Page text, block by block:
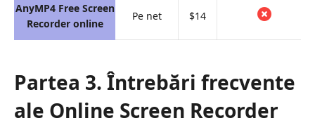
AnyMP4 Free Screen
Recorder online
Pe net $14
Partea 3. Întrebări frecvente
ale Online Screen Recorder